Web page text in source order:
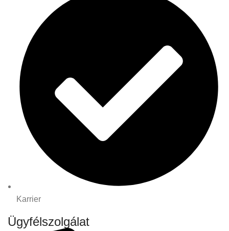
Karrier
Ügyfélszolgálat